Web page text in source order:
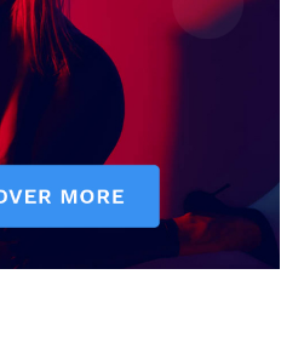
NOW